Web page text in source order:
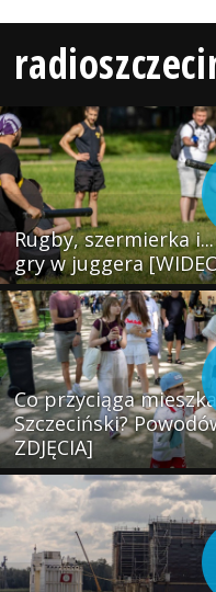
Rugby, szermierka
gry w juggera
Co przyciąga
Szczeciński?
ZDJĘCIA]